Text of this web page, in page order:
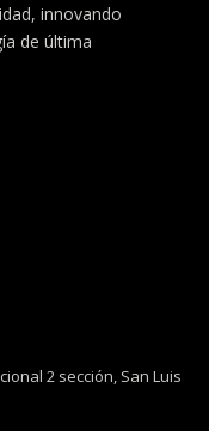
innovando
de última
2 sección, San Luis